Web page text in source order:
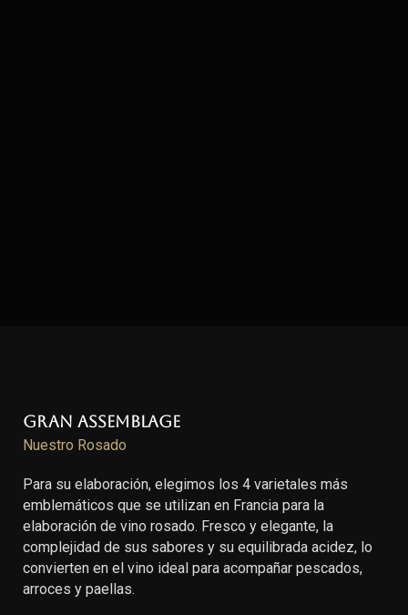
Gran Assemblage
Nuestro Rosado
Para su elaboración, elegimos los 4 varietales más
emblemáticos que se utilizan en Francia para la
elaboración de vino rosado. Fresco y elegante, la
complejidad de sus sabores y su equilibrada acidez, lo
convierten en el vino ideal para acompañar pescados,
arroces y paellas.